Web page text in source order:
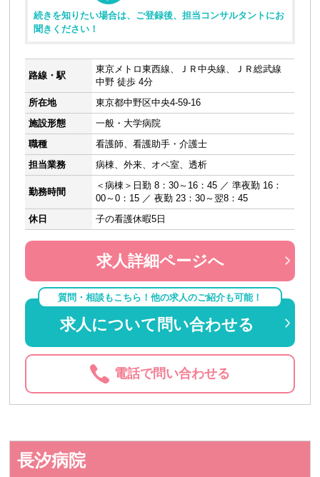
続きを知りたい場合は、ご登録後、担当コンサルタントにお
聞きください！
路線・駅
東京メトロ東西線、ＪＲ中央線、ＪＲ総武線
中野 徒歩 4分
所在地
東京都中野区中央4-59-16
施設形態
一般・大学病院
職種
看護師、看護助手・介護士
担当業務
病棟、外来、オペ室、透析
勤務時間
＜病棟＞日勤 8：30～16：45 ／ 準夜勤 16：
00～0：15 ／ 夜勤 23：30～翌8：45
休日
子の看護休暇5日
求人詳細ページへ
質問・相談もこちら！他の求人のご紹介も可能！
求人について問い合わせる
電話で問い合わせる
長汐病院